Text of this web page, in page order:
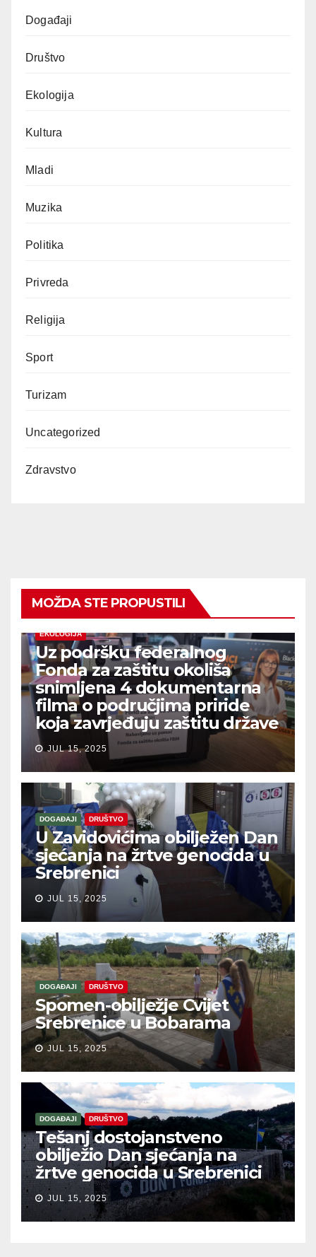
Događaji
Društvo
Ekologija
Kultura
Mladi
Muzika
Politika
Privreda
Religija
Sport
Turizam
Uncategorized
Zdravstvo
MOŽDA STE PROPUSTILI
EKOLOGIJA
Uz podršku federalnog
Fonda za zaštitu okoliša
snimljena 4 dokumentarna
filma o područjima priride
koja zavrjeđuju zaštitu države
JUL 15, 2025
DOGAĐAJI DRUŠTVO
U Zavidovićima obilježen Dan
sjećanja na žrtve genocida u
Srebrenici
JUL 15, 2025
DOGAĐAJI DRUŠTVO
Spomen-obilježje Cvijet
Srebrenice u Bobarama
JUL 15, 2025
DOGAĐAJI DRUŠTVO
Tešanj dostojanstveno
obilježio Dan sjećanja na
žrtve genocida u Srebrenici
JUL 15, 2025